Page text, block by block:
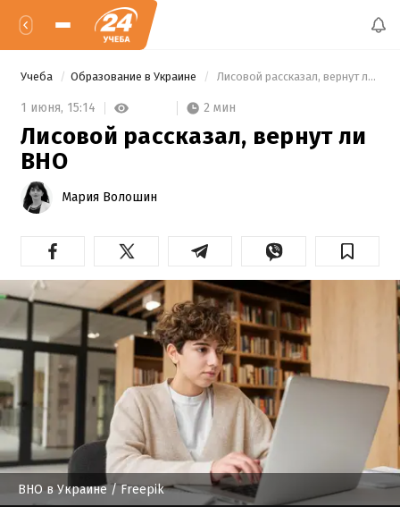
Учеба Образование в Украине Лисовой рассказал, вернут ли ВНО
1 июня, 15:14 2 мин
Лисовой рассказал, вернут ли
ВНО
Мария Волошин
ВНО в Украине / Freepik